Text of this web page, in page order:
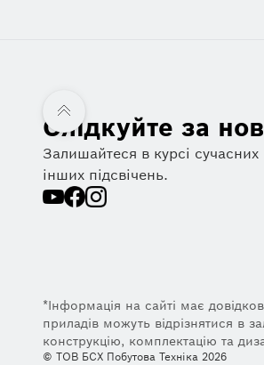
Слідкуйте за
Залишайтеся в курсі
інших підсвічень.
*Інформація на сайті має
приладів можуть відрізнятися в
конструкцію, комплектацію та
© ТОВ БСХ Побутова Техніка 2026